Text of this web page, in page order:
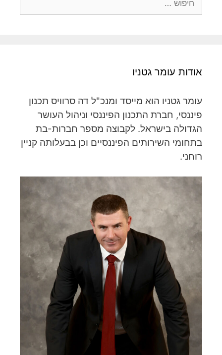
אודות עומר גטניו
עומר גטניו הוא מייסד ומנכ"ל דה סרוויס תכנון
פיננסי, חברת התכנון הפיננסי וניהול העושר
הגדולה בישראל. לקבוצה מספר חברות-בת
בתחומי השירותים הפיננסיים וכן בבעלותה קניין
רוחני.